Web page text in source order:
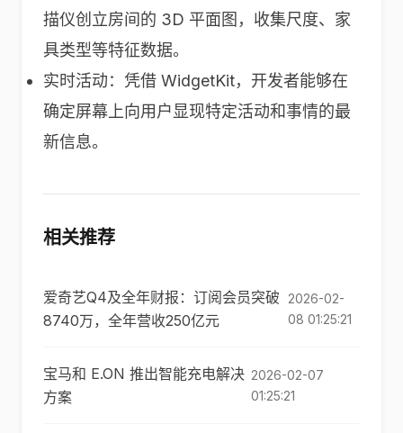
描仪创立房间的 3D 平面图，收集尺度、家
具类型等特征数据。
实时活动：凭借 WidgetKit，开发者能够在
确定屏幕上向用户显现特定活动和事情的最
新信息。
相关推荐
爱奇艺Q4及全年财报：订阅会员突破
8740万，全年营收250亿元
2026-02-
08 01:25:21
宝马和 E.ON 推出智能充电解决
方案
2026-02-07
01:25:21